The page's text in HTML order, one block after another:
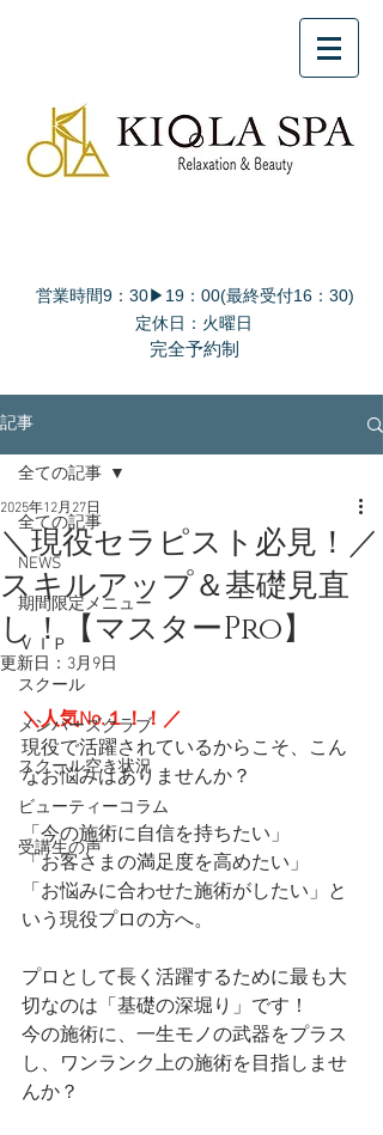
営業時間9：30▶19：00(最終受付16：30)
定休日：火曜日
完全予約制
記事
全ての記事
NEWS
期間限定メニュー
ＶＩＰ
スクール
メンバーズクラブ
スクール空き状況
ビューティーコラム
受講生の声
全ての記事
＼現役セラピスト必見！／
スキルアップ＆基礎見直
し！【マスターPro】
2025年12月27日
更新日： 3月9日
＼人気No.１！！／
現役で活躍されているからこそ、こん
なお悩みはありませんか？
「今の施術に自信を持ちたい」
「お客さまの満足度を高めたい」
「お悩みに合わせた施術がしたい」と
いう現役プロの方へ。
プロとして長く活躍するために最も大
切なのは「基礎の深堀り」です！
今の施術に、一生モノの武器をプラス
し、ワンランク上の施術を目指しませ
んか？